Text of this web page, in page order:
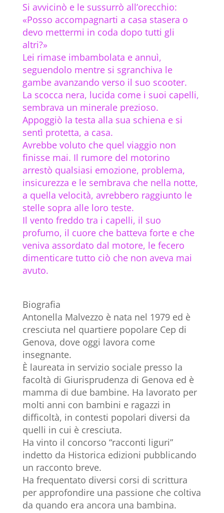
Si avvicinò e le sussurrò all’orecchio:
«Posso accompagnarti a casa stasera o
devo mettermi in coda dopo tutti gli
altri?»
Lei rimase imbambolata e annuì,
seguendolo mentre si sgranchiva le
gambe avanzando verso il suo scooter.
La scocca nera, lucida come i suoi capelli,
sembrava un minerale prezioso.
Appoggiò la testa alla sua schiena e si
sentì protetta, a casa.
Avrebbe voluto che quel viaggio non
finisse mai. Il rumore del motorino
arrestò qualsiasi emozione, problema,
insicurezza e le sembrava che nella notte,
a quella velocità, avrebbero raggiunto le
stelle sopra alle loro teste.
Il vento freddo tra i capelli, il suo
profumo, il cuore che batteva forte e che
veniva assordato dal motore, le fecero
dimenticare tutto ciò che non aveva mai
avuto.
Biografia
Antonella Malvezzo è nata nel 1979 ed è
cresciuta nel quartiere popolare Cep di
Genova, dove oggi lavora come
insegnante.
È laureata in servizio sociale presso la
facoltà di Giurisprudenza di Genova ed è
mamma di due bambine. Ha lavorato per
molti anni con bambini e ragazzi in
difficoltà, in contesti popolari diversi da
quelli in cui è cresciuta.
Ha vinto il concorso “racconti liguri”
indetto da Historica edizioni pubblicando
un racconto breve.
Ha frequentato diversi corsi di scrittura
per approfondire una passione che coltiva
da quando era ancora una bambina.